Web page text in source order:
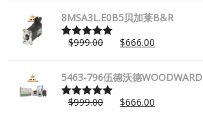
8MSA3L.E0B5贝加莱B&R
Rated5.00
$999.00 $666.00
5463-796伍德沃德WOODWARD
Rated5.00
$999.00 $666.00